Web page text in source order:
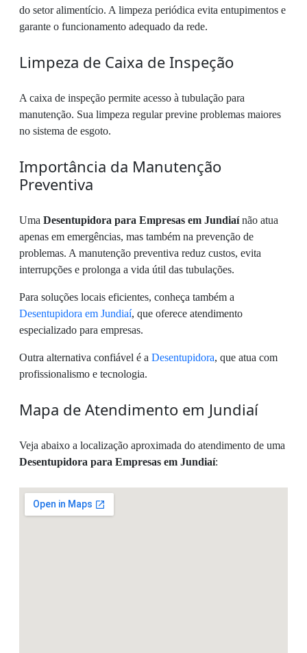
do setor alimentício. A limpeza periódica evita entupimentos e
garante o funcionamento adequado da rede.
Limpeza de Caixa de Inspeção
A caixa de inspeção permite acesso à tubulação para
manutenção. Sua limpeza regular previne problemas maiores
no sistema de esgoto.
Importância da Manutenção
Preventiva
Uma Desentupidora para Empresas em Jundiaínão atua
apenas em emergências, mas também na prevenção de
problemas. A manutenção preventiva reduz custos, evita
interrupções e prolonga a vida útil das tubulações.
Para soluções locais eficientes, conheça também a
Desentupidora em Jundiaí, que oferece atendimento
especializado para empresas.
Outra alternativa confiável é a Desentupidora, que atua com
profissionalismo e tecnologia.
Mapa de Atendimento em Jundiaí
Veja abaixo a localização aproximada do atendimento de uma
Desentupidora para Empresas em Jundiaí: